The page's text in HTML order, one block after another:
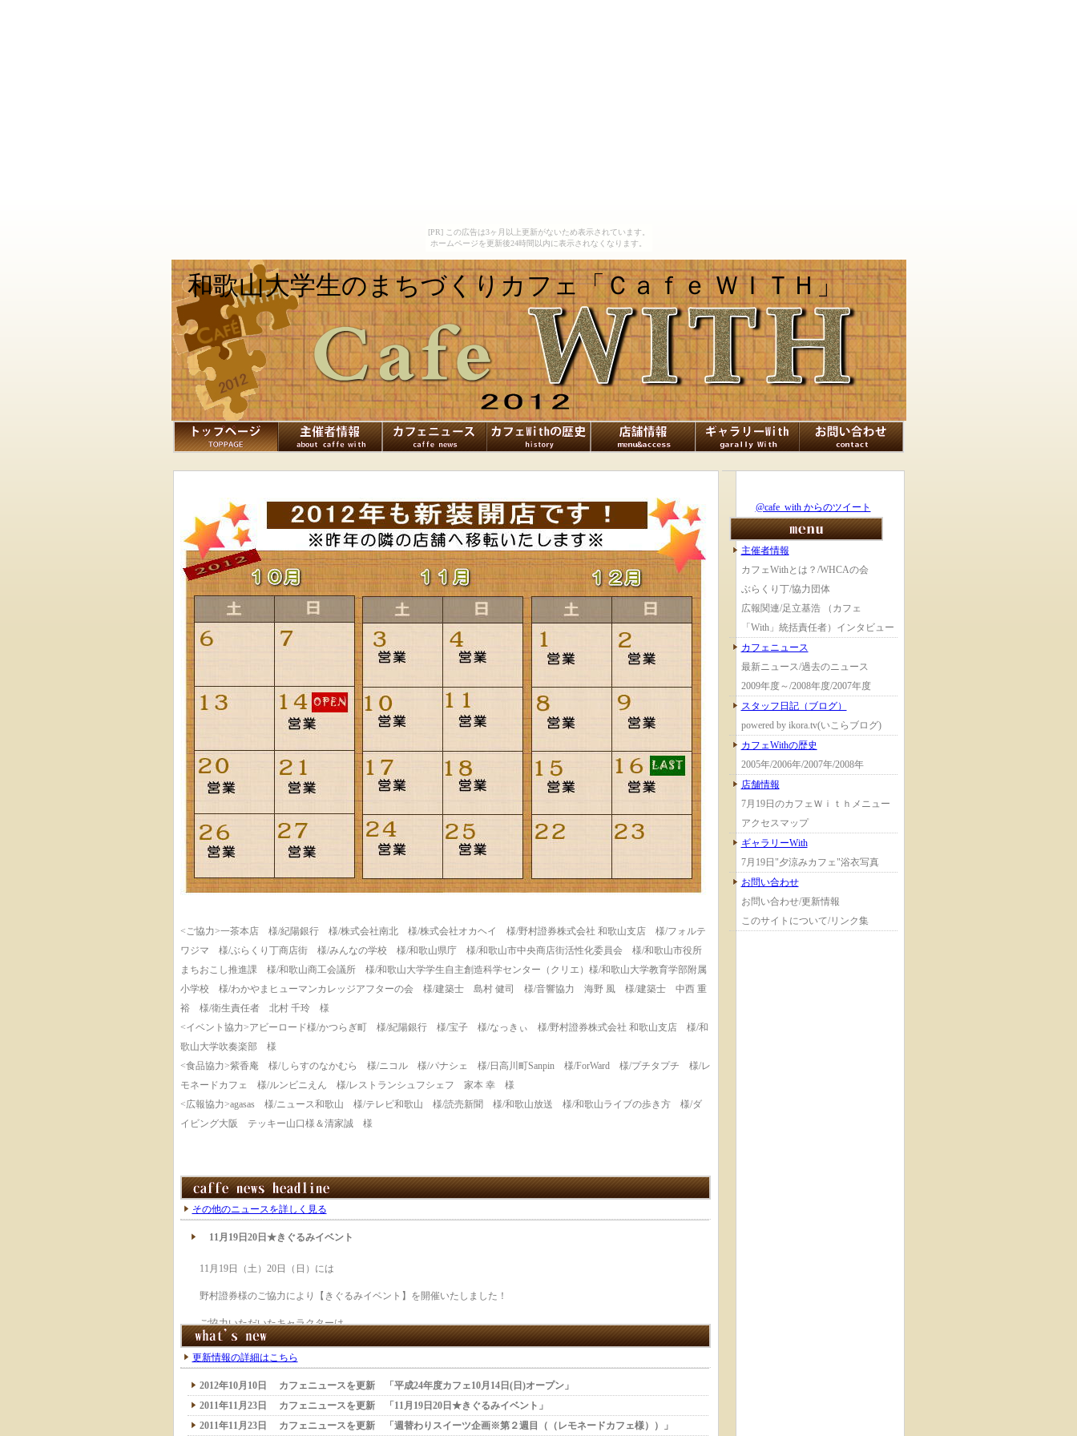
[PR] この広告は3ヶ月以上更新がないため表示されています。
ホームページを更新後24時間以内に表示されなくなります。
和歌山大学生のまちづくりカフェ「Ｃａｆｅ ＷＩＴＨ」
<ご協力>一茶本店 様/紀陽銀行 様/株式会社南北 様/株式会社オカヘイ 様/野村證券株式会社 和歌山支店 様/フォルテ
ワジマ 様/ぶらくり丁商店街 様/みんなの学校 様/和歌山県庁 様/和歌山市中央商店街活性化委員会 様/和歌山市役所
まちおこし推進課 様/和歌山商工会議所 様/和歌山大学学生自主創造科学センター（クリエ）様/和歌山大学教育学部附属
小学校 様/わかやまヒューマンカレッジアフターの会 様/建築士 島村 健司 様/音響協力 海野 風 様/建築士 中西 重
裕 様/衛生責任者 北村 千玲 様
<イベント協力>アビーロード様/かつらぎ町 様/紀陽銀行 様/宝子 様/なっきぃ 様/野村證券株式会社 和歌山支店 様/和
歌山大学吹奏楽部 様
<食品協力>紫香庵 様/しらすのなかむら 様/ニコル 様/パナシェ 様/日高川町Sanpin 様/ForWard 様/プチタプチ 様/レ
モネードカフェ 様/ルンビニえん 様/レストランシュフシェフ 家本 幸 様
<広報協力>agasas 様/ニュース和歌山 様/テレビ和歌山 様/読売新聞 様/和歌山放送 様/和歌山ライブの歩き方 様/ダ
イビング大阪 テッキー山口様＆清家誠 様
その他のニュースを詳しく見る
更新情報の詳細はこちら
@cafe_with からのツイート
主催者情報
カフェWithとは？/WHCAの会
ぶらくり丁/協力団体
広報関連/足立基浩 （カフェ
「With」統括責任者）インタビュー
カフェニュース
最新ニュース/過去のニュース
2009年度～/2008年度/2007年度
スタッフ日記（ブログ）
powered by ikora.tv(いこらブログ)
カフェWithの歴史
2005年/2006年/2007年/2008年
店舗情報
7月19日のカフェＷｉｔｈメニュー
アクセスマップ
ギャラリーWith
7月19日"夕涼みカフェ"浴衣写真
お問い合わせ
お問い合わせ/更新情報
このサイトについて/リンク集